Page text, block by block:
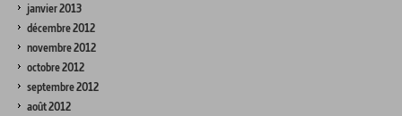
janvier 2013
décembre 2012
novembre 2012
octobre 2012
septembre 2012
août 2012